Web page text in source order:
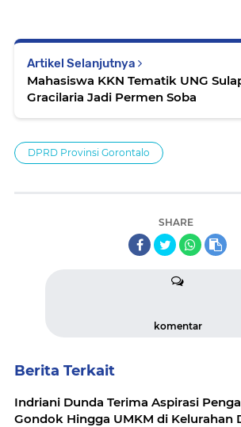
Artikel Selanjutnya
Mahasiswa KKN Tematik UNG
Gracilaria Jadi Permen Soba
DPRD Provinsi Gorontalo
SHARE
komentar
Berita Terkait
Indriani Dunda Terima Aspirasi
Gondok Hingga UMKM di Kelurahan